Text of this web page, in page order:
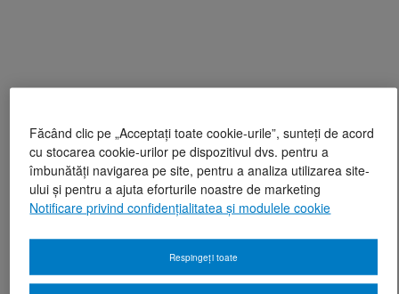
Făcând clic pe „Acceptați toate cookie-urile”, sunteți de acord
cu stocarea cookie-urilor pe dispozitivul dvs. pentru a
îmbunătăți navigarea pe site, pentru a analiza utilizarea site-
ului și pentru a ajuta eforturile noastre de marketing
Notificare privind confidențialitatea și modulele cookie
Respingeți toate